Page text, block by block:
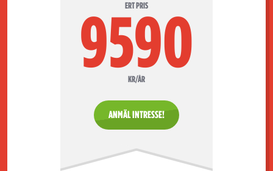
ERT PRIS
9590
KR/ÅR
ANMÄL INTRESSE!